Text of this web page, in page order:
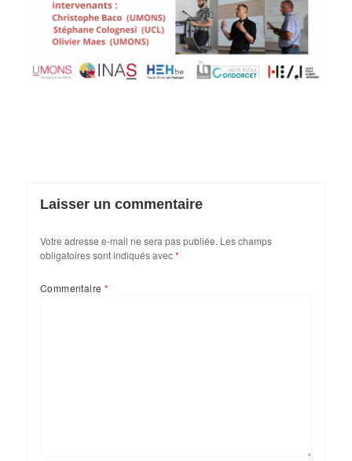
Laisser un commentaire
Votre adresse e-mail ne sera pas publiée. Les champs
obligatoires sont indiqués avec*
Commentaire*